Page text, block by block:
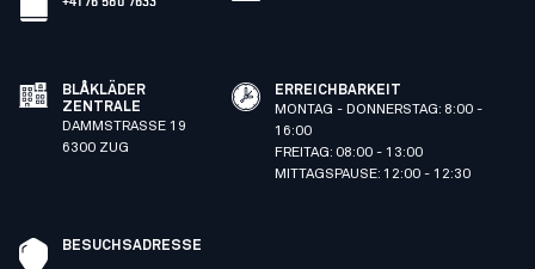
BLÅKLÄDER
ZENTRALE
DAMMSTRASSE 19
6300 ZUG
ERREICHBARKEIT
MONTAG - DONNERSTAG: 8:00 -
16:00
FREITAG: 08:00 - 13:00
MITTAGSPAUSE: 12:00 - 12:30
BESUCHSADRESSE